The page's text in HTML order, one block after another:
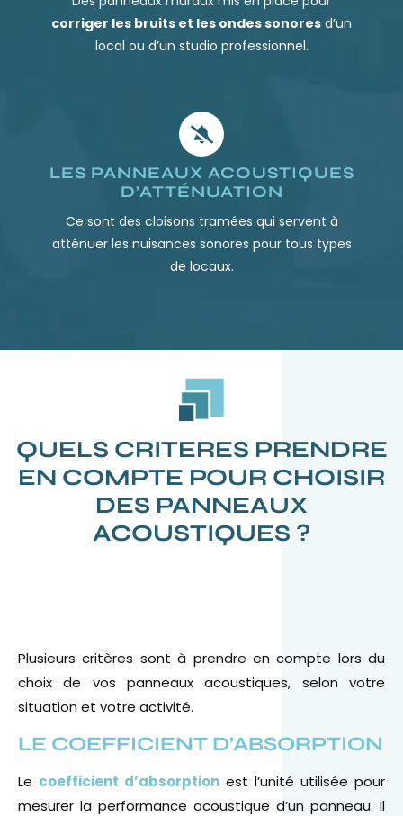
corriger les bruits et les ondes sonores d’un
local ou d’un studio professionnel.
LES PANNEAUX ACOUSTIQUES
D’ATTÉNUATION
Ce sont des cloisons tramées qui servent à
atténuer les nuisances sonores pour tous types
de locaux.
QUELS CRITERES PRENDRE
EN COMPTE POUR CHOISIR
DES PANNEAUX
ACOUSTIQUES ?
Plusieurs critères sont à prendre en compte lors du
choix de vos panneaux acoustiques, selon votre
situation et votre activité.
LE COEFFICIENT D’ABSORPTION
Le coefficient d’absorption est l’unité utilisée pour
mesurer la performance acoustique d’un panneau. Il